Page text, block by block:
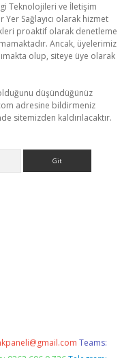
Teknolojileri ve İletişim
Yer Sağlayıcı olarak hizmet
proaktif olarak denetleme
Ancak, üyelerimiz
olup, siteye üye olarak
düşündüğünüz
adresine bildirmeniz
sitemizden kaldırılacaktır.
Teams: